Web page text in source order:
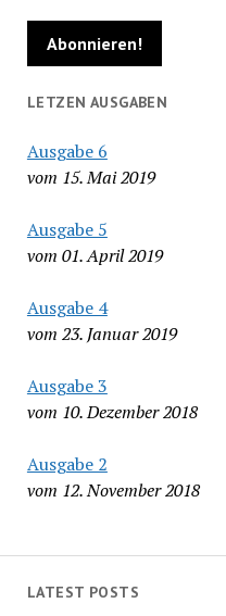
LETZEN AUSGABEN
Ausgabe 6
vom 15. Mai 2019
Ausgabe 5
vom 01. April 2019
Ausgabe 4
vom 23. Januar 2019
Ausgabe 3
vom 10. Dezember 2018
Ausgabe 2
vom 12. November 2018
LATEST POSTS